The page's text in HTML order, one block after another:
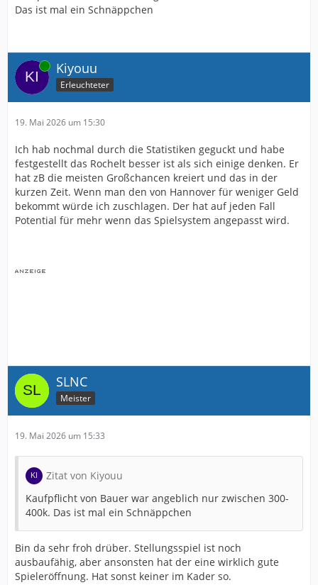
Das ist mal ein Schnäppchen
Online Kiyouu
Erleuchteter
19. Mai 2026 um 15:30
Ich hab nochmal durch die Statistiken geguckt und habe
festgestellt das Rochelt besser ist als sich einige denken. Er
hat zB die meisten Großchancen kreiert und das in der
kurzen Zeit. Wenn man den von Hannover für weniger Geld
bekommt würde ich zuschlagen. Der hat auf jeden Fall
Potential für mehr wenn das Spielsystem angepasst wird.
SLNC
Meister
19. Mai 2026 um 15:33
Zitat von Kiyouu
Kaufpflicht von Bauer war angeblich nur zwischen 300-
400k. Das ist mal ein Schnäppchen
Bin da sehr froh drüber. Stellungsspiel ist noch
ausbaufähig, aber ansonsten hat der eine wirklich gute
Spieleröffnung. Hat sonst keiner im Kader so.